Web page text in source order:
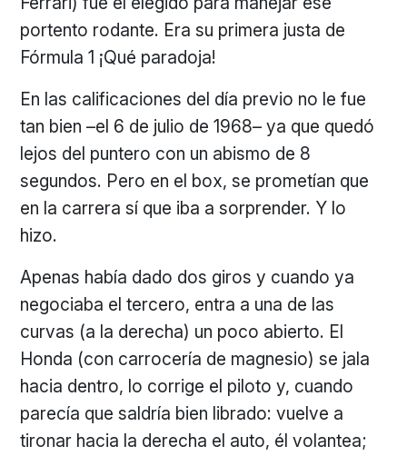
portento rodante. Era su primera justa de
Fórmula 1 ¡Qué paradoja!
En las calificaciones del día previo no le fue
tan bien –el 6 de julio de 1968– ya que quedó
lejos del puntero con un abismo de 8
segundos. Pero en el box, se prometían que
en la carrera sí que iba a sorprender. Y lo
hizo.
Apenas había dado dos giros y cuando ya
negociaba el tercero, entra a una de las
curvas (a la derecha) un poco abierto. El
Honda (con carrocería de magnesio) se jala
hacia dentro, lo corrige el piloto y, cuando
parecía que saldría bien librado: vuelve a
tironar hacia la derecha el auto, él volantea;